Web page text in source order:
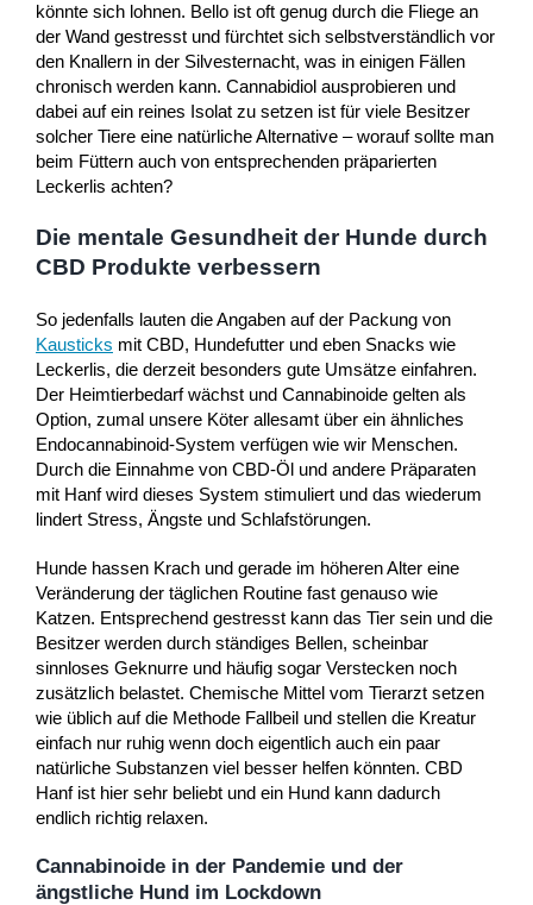
könnte sich lohnen. Bello ist oft genug durch die Fliege an
der Wand gestresst und fürchtet sich selbstverständlich vor
den Knallern in der Silvesternacht, was in einigen Fällen
chronisch werden kann. Cannabidiol ausprobieren und
dabei auf ein reines Isolat zu setzen ist für viele Besitzer
solcher Tiere eine natürliche Alternative – worauf sollte man
beim Füttern auch von entsprechenden präparierten
Leckerlis achten?
Die mentale Gesundheit der Hunde durch
CBD Produkte verbessern
So jedenfalls lauten die Angaben auf der Packung von
Kausticks mit CBD, Hundefutter und eben Snacks wie
Leckerlis, die derzeit besonders gute Umsätze einfahren.
Der Heimtierbedarf wächst und Cannabinoide gelten als
Option, zumal unsere Köter allesamt über ein ähnliches
Endocannabinoid-System verfügen wie wir Menschen.
Durch die Einnahme von CBD-Öl und andere Präparaten
mit Hanf wird dieses System stimuliert und das wiederum
lindert Stress, Ängste und Schlafstörungen.
Hunde hassen Krach und gerade im höheren Alter eine
Veränderung der täglichen Routine fast genauso wie
Katzen. Entsprechend gestresst kann das Tier sein und die
Besitzer werden durch ständiges Bellen, scheinbar
sinnloses Geknurre und häufig sogar Verstecken noch
zusätzlich belastet. Chemische Mittel vom Tierarzt setzen
wie üblich auf die Methode Fallbeil und stellen die Kreatur
einfach nur ruhig wenn doch eigentlich auch ein paar
natürliche Substanzen viel besser helfen könnten. CBD
Hanf ist hier sehr beliebt und ein Hund kann dadurch
endlich richtig relaxen.
Cannabinoide in der Pandemie und der
ängstliche Hund im Lockdown